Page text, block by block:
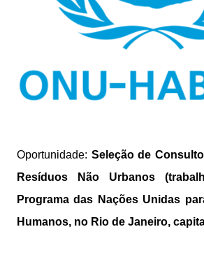
Oportunidade: Seleção de
Resíduos Não Urbanos
Programa das Nações Unidas
Humanos, no Rio de Janeiro,